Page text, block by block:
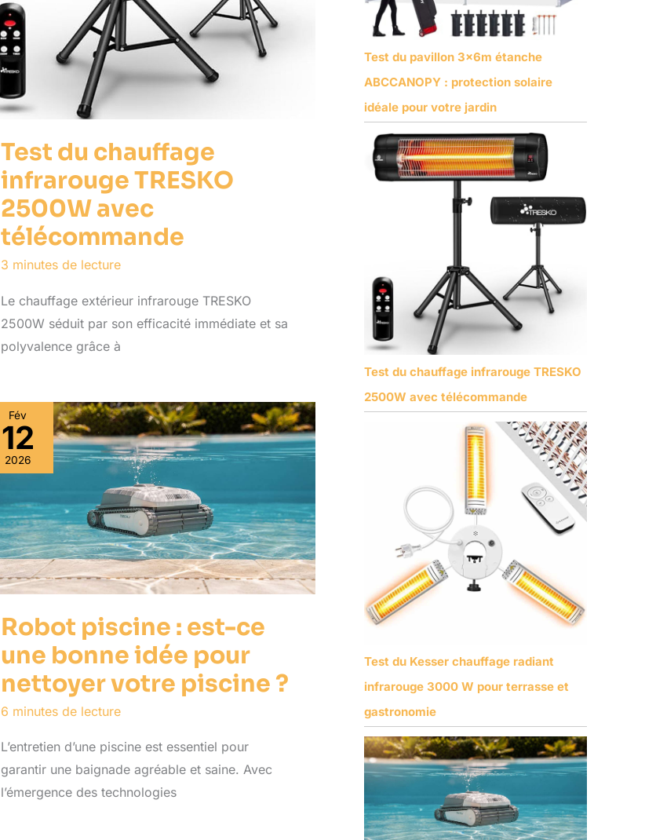
Test du chauffage
infrarouge TRESKO
2500W avec
télécommande
3 minutes de lecture
Le chauffage extérieur infrarouge TRESKO
2500W séduit par son efficacité immédiate et sa
polyvalence grâce à
Fév
12
2026
Robot piscine : est-ce
une bonne idée pour
nettoyer votre piscine ?
6 minutes de lecture
L’entretien d’une piscine est essentiel pour
garantir une baignade agréable et saine. Avec
l’émergence des technologies
Test du pavillon 3x6m étanche
ABCCANOPY : protection solaire
idéale pour votre jardin
Test du chauffage infrarouge TRESKO
2500W avec télécommande
Test du Kesser chauffage radiant
infrarouge 3000 W pour terrasse et
gastronomie